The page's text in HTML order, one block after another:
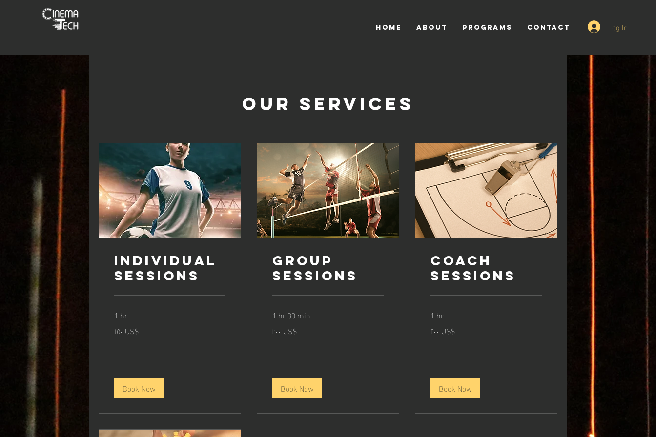
Log In
Home ABOUT Programs CONTACT
Our Services
Individual
Sessions
1 hr
دولار
‏١٥٠ US$
Book Now
Group
Sessions
1 hr 30 min
دولار
‏٣٠٠ US$
Book Now
Coach
Sessions
1 hr
دولار
‏٢٠٠ US$
Book Now